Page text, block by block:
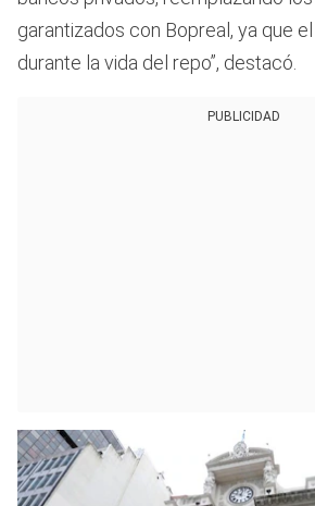
garantizados con Bopreal, ya que
durante la vida del repo”, destacó.
PUBLICIDAD